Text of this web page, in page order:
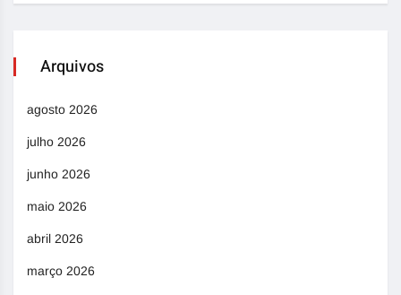
Arquivos
agosto 2026
julho 2026
junho 2026
maio 2026
abril 2026
março 2026